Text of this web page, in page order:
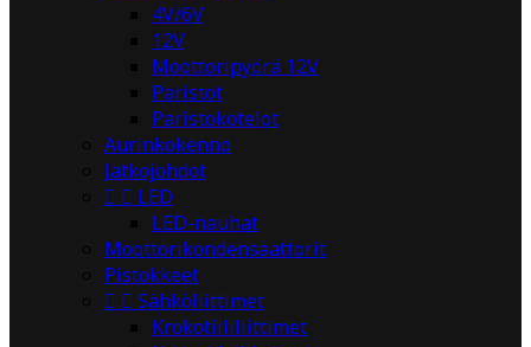
4V/6V
12V
Moottoripyörä 12V
Paristot
Paristokotelot
Aurinkokenno
Jatkojohdot
  LED
LED-nauhat
Moottorikondensaattorit
Pistokkeet
  Sähköliittimet
Krokotiililiittimet